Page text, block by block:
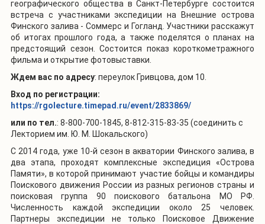
географического общества в Санкт-Петербурге состоится
встреча с участниками экспедиции на Внешние острова
Финского залива - Соммерс и Гогланд. Участники расскажут
об итогах прошлого года, а также поделятся о планах на
предстоящий сезон. Состоится показ короткометражного
фильма и открытие фотовыставки.
Ждем вас по адресу: переулок Гривцова, дом 10.
Вход по регистрации:
https://rgolecture.timepad.ru/event/2833869/
или по тел.: 8-800-700-1845, 8-812-315-83-35 (соединить с
Лекторием им. Ю. М. Шокальского)
С 2014 года, уже 10-й сезон в акватории Финского залива, в
два этапа, проходят комплексные экспедиция «Острова
Памяти», в которой принимают участие бойцы и командиры
Поискового движения России из разных регионов страны и
поисковая группа 90 поискового батальона МО РФ.
Численность каждой экспедиции около 25 человек.
Партнеры экспедиции не только Поисковое Движение